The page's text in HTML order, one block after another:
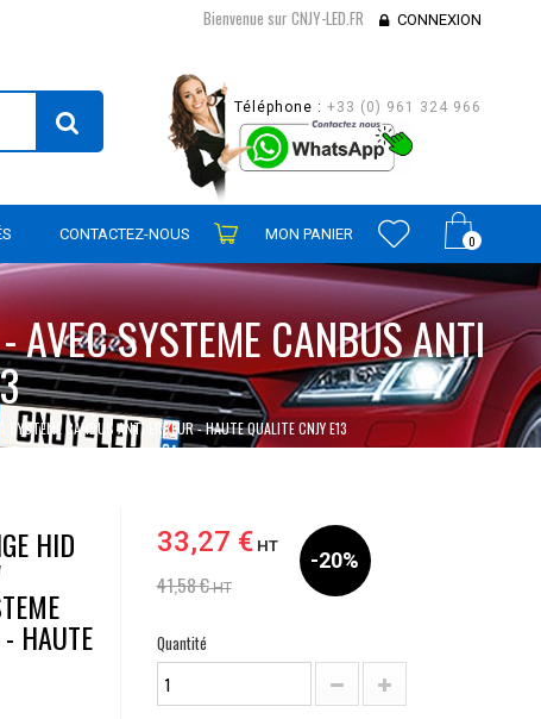
Bienvenue sur CNJY-LED.FR CONNEXION
Téléphone : +33 (0) 961 324 966
0
CONTACTEZ-NOUS MON PANIER
AVEC SYSTEME CANBUS ANTI
CANBUS ANTI ERREUR - HAUTE QUALITE CNJY E13
HID
HAUTE
33,27 €HT
41,58 €HT
-20%
Quantité